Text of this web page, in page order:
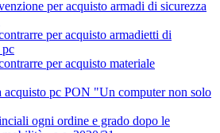
per acquisto armadi di sicurezza
per acquisto armadietti di
pc
per acquisto materiale
acquisto pc PON "Un computer non solo
ogni ordine e grado dopo le